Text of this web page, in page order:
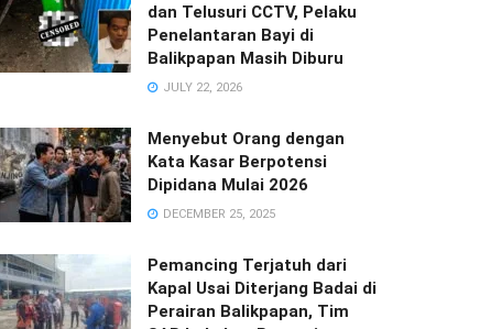
dan Telusuri CCTV, Pelaku
Penelantaran Bayi di
Balikpapan Masih Diburu
JULY 22, 2026
Menyebut Orang dengan
Kata Kasar Berpotensi
Dipidana Mulai 2026
DECEMBER 25, 2025
Pemancing Terjatuh dari
Kapal Usai Diterjang Badai di
Perairan Balikpapan, Tim